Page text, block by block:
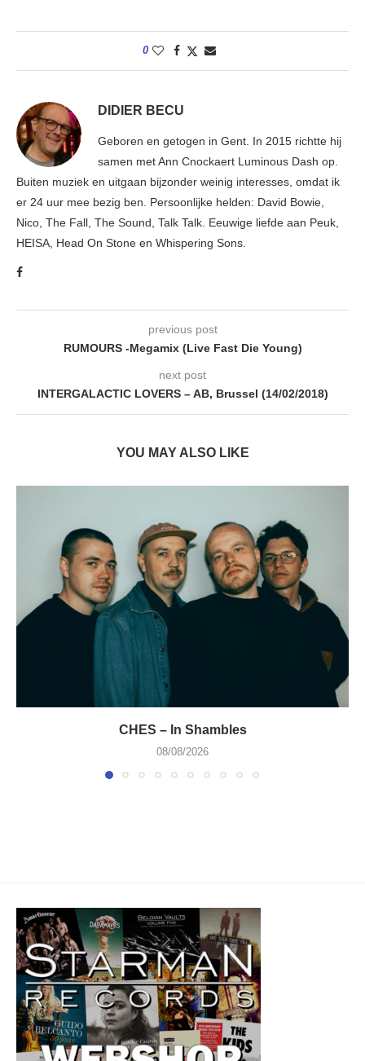
0
DIDIER BECU
Geboren en getogen in Gent. In 2015 richtte hij
samen met Ann Cnockaert Luminous Dash op.
Buiten muziek en uitgaan bijzonder weinig interesses, omdat ik
er 24 uur mee bezig ben. Persoonlijke helden: David Bowie,
Nico, The Fall, The Sound, Talk Talk. Eeuwige liefde aan Peuk,
HEISA, Head On Stone en Whispering Sons.
previous post
RUMOURS -Megamix (Live Fast Die Young)
next post
INTERGALACTIC LOVERS – AB, Brussel (14/02/2018)
YOU MAY ALSO LIKE
CHES – In Shambles
08/08/2026